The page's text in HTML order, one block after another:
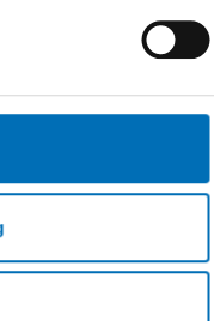
in individual